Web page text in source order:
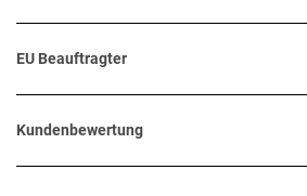
EU Beauftragter
Kundenbewertung